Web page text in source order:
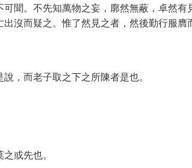
聞。不先知萬物之妄，廓然無蔽，卓然
沒而疑之。惟了然見之者，然後勤行服
，而老子取之下之所陳者是也。
或先也。